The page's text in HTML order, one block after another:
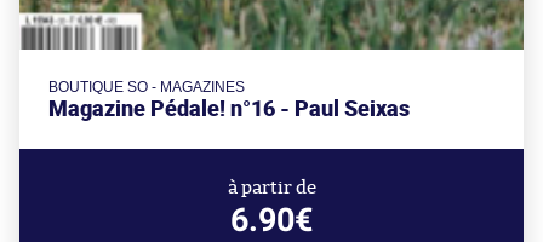
BOUTIQUE SO - MAGAZINES
Magazine Pédale! n°16 - Paul Seixas
à partir de
6.90€